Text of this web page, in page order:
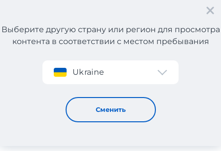
Регистрация
Выберите другую страну или регион для просмотра
контента в соответствии с местом пребывания
Ukraine
Сменить
WАRDOW